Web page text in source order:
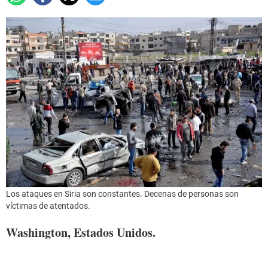
Los ataques en Siria son constantes. Decenas de personas son
víctimas de atentados.
Washington, Estados Unidos.